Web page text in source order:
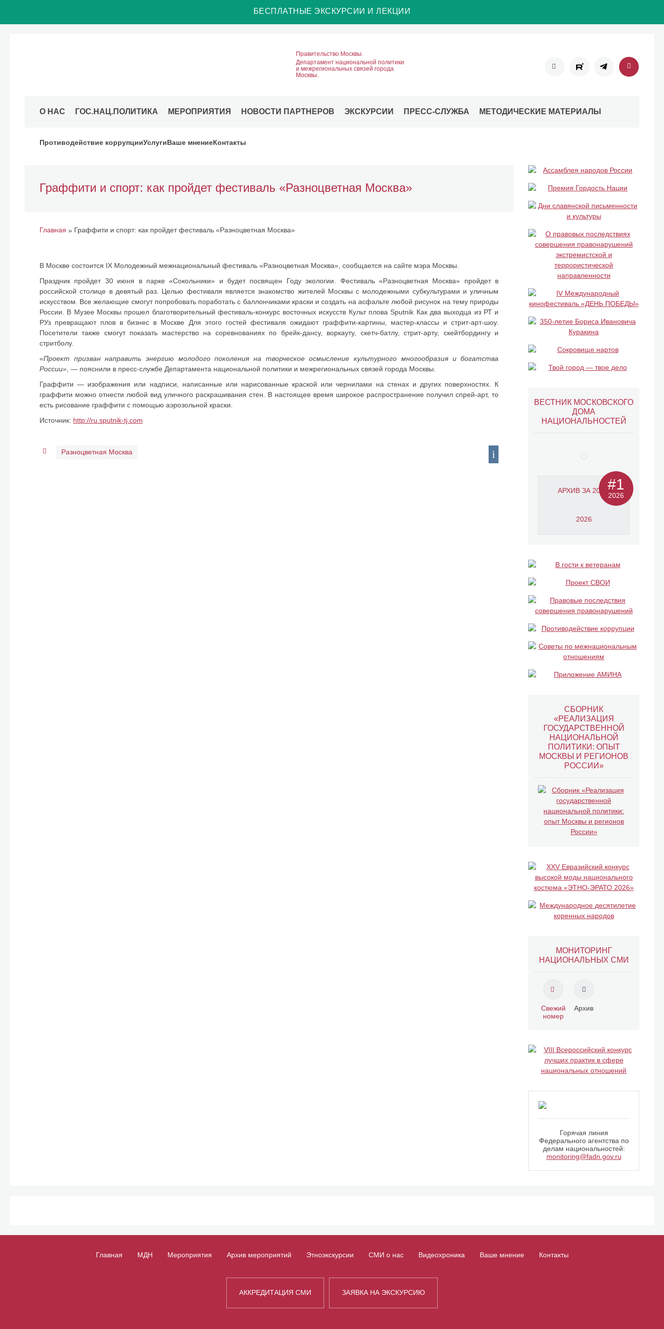
БЕСПЛАТНЫЕ ЭКСКУРСИИ И ЛЕКЦИИ
Правительство Москвы.
Департамент национальной политики
и межрегиональных связей города
Москвы.
О НАС ГОС.НАЦ.ПОЛИТИКА МЕРОПРИЯТИЯ НОВОСТИ ПАРТНЕРОВ ЭКСКУРСИИ ПРЕСС-СЛУЖБА МЕТОДИЧЕСКИЕ МАТЕРИАЛЫ
Противодействие коррупцииУслугиВаше мнениеКонтакты
Граффити и спорт: как пройдет фестиваль «Разноцветная Москва»
Главная » Граффити и спорт: как пройдет фестиваль «Разноцветная Москва»
В Москве состоится IX Молодежный межнациональный фестиваль «Разноцветная Москва», сообщается на сайте мэра Москвы.
Праздник пройдет 30 июня в парке «Сокольники» и будет посвящен Году экологии. Фестиваль «Разноцветная Москва» пройдет в
российской столице в девятый раз. Целью фестиваля является знакомство жителей Москвы с молодежными субкультурами и уличным
искусством. Все желающие смогут попробовать поработать с баллончиками краски и создать на асфальте любой рисунок на тему природы
России. В Музее Москвы прошел благотворительный фестиваль-конкурс восточных искусств Культ плова Sputnik Как два выходца из РТ и
РУз превращают плов в бизнес в Москве Для этого гостей фестиваля ожидают граффити-картины, мастер-классы и стрит-арт-шоу.
Посетители также смогут показать мастерство на соревнованиях по брейк-дансу, воркауту, скетч-батлу, стрит-арту, скейтбордингу и
стритболу.
«Проект призван направить энергию молодого поколения на творческое осмысление культурного многообразия и богатства
России» , — пояснили в пресс-службе Департамента национальной политики и межрегиональных связей города Москвы.
Граффити — изображения или надписи, написанные или нарисованные краской или чернилами на стенах и других поверхностях. К
граффити можно отнести любой вид уличного раскрашивания стен. В настоящее время широкое распространение получил спрей-арт, то
есть рисование граффити с помощью аэрозольной краски.
Источник: http://ru.sputnik-tj.com
Разноцветная Москва
ВЕСТНИК МОСКОВСКОГО
ДОМА
НАЦИОНАЛЬНОСТЕЙ
АРХИВ ЗА 2011-
2026
#1
2026
СБОРНИК
«РЕАЛИЗАЦИЯ
ГОСУДАРСТВЕННОЙ
НАЦИОНАЛЬНОЙ
ПОЛИТИКИ: ОПЫТ
МОСКВЫ И РЕГИОНОВ
РОССИИ»
МОНИТОРИНГ
НАЦИОНАЛЬНЫХ СМИ
Свежий
номер
Архив
Горячая линия
Федерального агентства по
делам национальностей:
monitoring@fadn.gov.ru
Главная МДН Мероприятия Архив мероприятий Этноэкскурсии СМИ о нас Видеохроника Ваше мнение Контакты
АККРЕДИТАЦИЯ СМИ ЗАЯВКА НА ЭКСКУРСИЮ